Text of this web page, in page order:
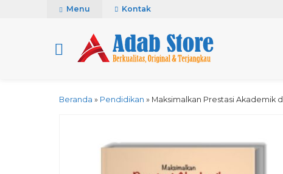
Menu Kontak
Beranda » Pendidikan » Maksimalkan Prestasi Akademik